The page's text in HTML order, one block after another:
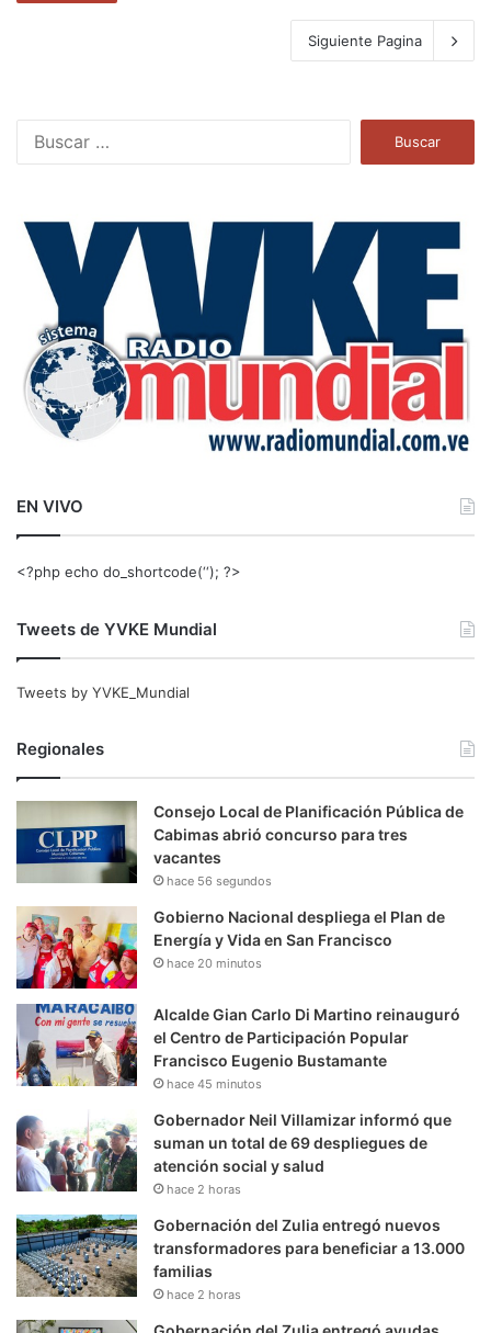
Siguiente Pagina
a
EN VIVO
<?php echo do_shortcode(‘‘); ?>
Tweets de YVKE Mundial
Tweets by YVKE_Mundial
Regionales
Consejo Local de Planificación Pública de
Cabimas abrió concurso para tres
vacantes
hace 56 segundos
Gobierno Nacional despliega el Plan de
Energía y Vida en San Francisco
hace 20 minutos
Alcalde Gian Carlo Di Martino reinauguró
el Centro de Participación Popular
Francisco Eugenio Bustamante
hace 45 minutos
Gobernador Neil Villamizar informó que
suman un total de 69 despliegues de
atención social y salud
hace 2 horas
Gobernación del Zulia entregó nuevos
transformadores para beneficiar a 13.000
familias
hace 2 horas